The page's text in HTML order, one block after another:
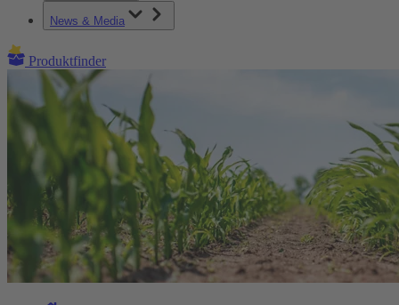
News & Media
Produktfinder